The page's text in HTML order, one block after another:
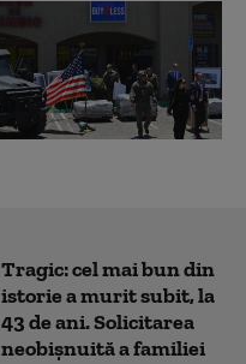
Tragic: cel mai bun din
istorie a murit subit, la
43 de ani. Solicitarea
neobișnuită a familiei